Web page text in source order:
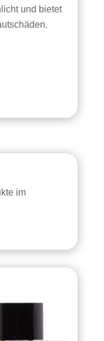
und bietet
im